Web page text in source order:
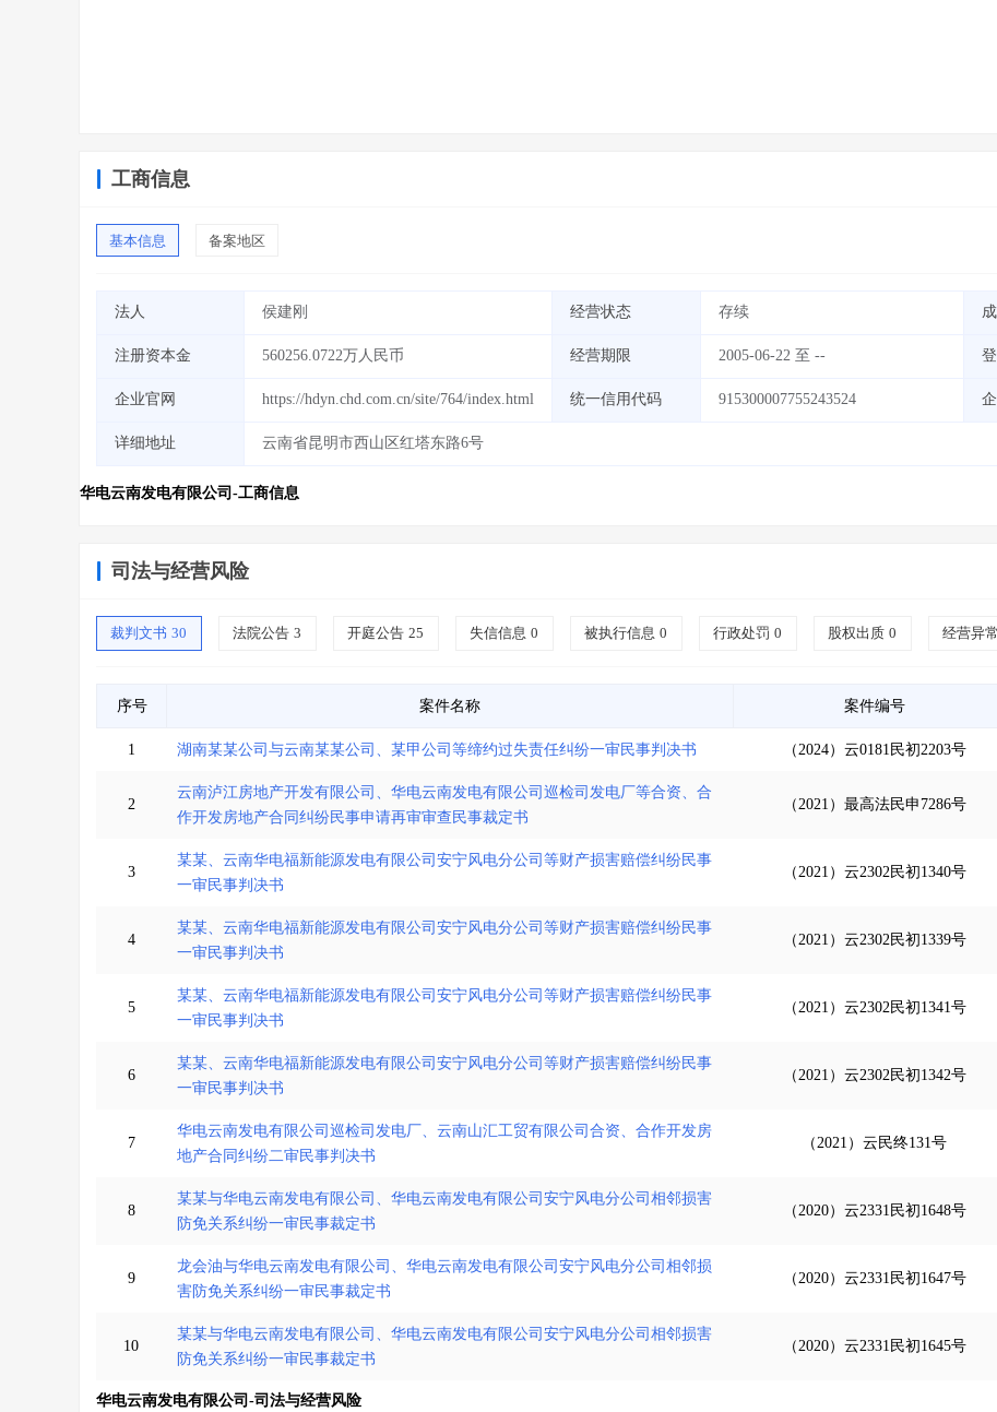
工商信息
基本信息 备案地区
法人 侯建刚 经营状态 存续
注册资本金 560256.0722万人民币 经营期限 2005-06-22 至 --
企业官网 https://hdyn.chd.com.cn/site/764/index.html 统一信用代码 915300007755243524
详细地址 云南省昆明市西山区红塔东路6号
华电云南发电有限公司-工商信息
司法与经营风险
裁判文书 30 法院公告 3 开庭公告 25 失信信息 0 被执行信息 0 行政处罚 0 股权出质 0 经营异常
序号 案件名称 案件编号
1 湖南某某公司与云南某某公司、某甲公司等缔约过失责任纠纷一审民事判决书 （2024）云0181民初2203号
2
云南泸江房地产开发有限公司、华电云南发电有限公司巡检司发电厂等合资、合
作开发房地产合同纠纷民事申请再审审查民事裁定书
（2021）最高法民申7286号
3
某某、云南华电福新能源发电有限公司安宁风电分公司等财产损害赔偿纠纷民事
一审民事判决书
（2021）云2302民初1340号
4
某某、云南华电福新能源发电有限公司安宁风电分公司等财产损害赔偿纠纷民事
一审民事判决书
（2021）云2302民初1339号
5
某某、云南华电福新能源发电有限公司安宁风电分公司等财产损害赔偿纠纷民事
一审民事判决书
（2021）云2302民初1341号
6
某某、云南华电福新能源发电有限公司安宁风电分公司等财产损害赔偿纠纷民事
一审民事判决书
（2021）云2302民初1342号
7
华电云南发电有限公司巡检司发电厂、云南山汇工贸有限公司合资、合作开发房
地产合同纠纷二审民事判决书
（2021）云民终131号
8
某某与华电云南发电有限公司、华电云南发电有限公司安宁风电分公司相邻损害
防免关系纠纷一审民事裁定书
（2020）云2331民初1648号
9
龙会油与华电云南发电有限公司、华电云南发电有限公司安宁风电分公司相邻损
害防免关系纠纷一审民事裁定书
（2020）云2331民初1647号
10
某某与华电云南发电有限公司、华电云南发电有限公司安宁风电分公司相邻损害
防免关系纠纷一审民事裁定书
（2020）云2331民初1645号
华电云南发电有限公司-司法与经营风险